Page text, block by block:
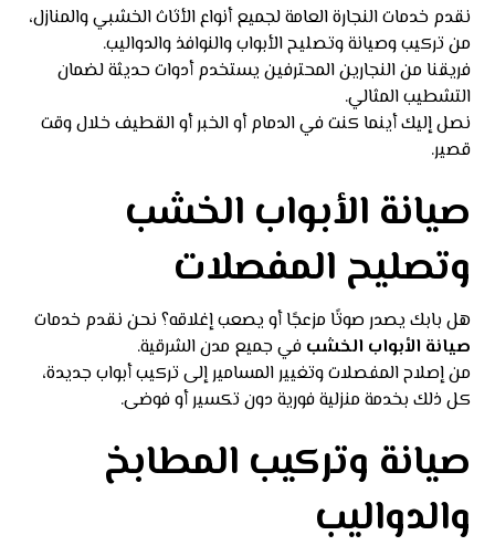
نقدم خدمات النجارة العامة لجميع أنواع الأثاث الخشبي والمنازل،
من تركيب وصيانة وتصليح الأبواب والنوافذ والدواليب.
فريقنا من النجارين المحترفين يستخدم أدوات حديثة لضمان
التشطيب المثالي.
نصل إليك أينما كنت في الدمام أو الخبر أو القطيف خلال وقت
قصير.
صيانة الأبواب الخشب
وتصليح المفصلات
هل بابك يصدر صوتًا مزعجًا أو يصعب إغلاقه؟ نحن نقدم خدمات
صيانة الأبواب الخشب في جميع مدن الشرقية.
من إصلاح المفصلات وتغيير المسامير إلى تركيب أبواب جديدة،
كل ذلك بخدمة منزلية فورية دون تكسير أو فوضى.
صيانة وتركيب المطابخ
والدواليب